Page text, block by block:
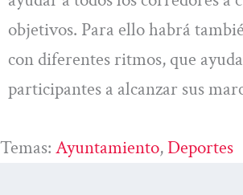
objetivos. Para ello habrá
con diferentes ritmos, que
participantes a alcanzar sus
Temas: Ayuntamiento, Deportes